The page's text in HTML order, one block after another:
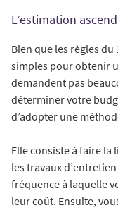
L’estimation
Bien que les règles
simples pour obtenir
demandent pas
déterminer votre
d’adopter une
Elle consiste à faire
les travaux
fréquence à laquelle
leur coût. Ensuite,